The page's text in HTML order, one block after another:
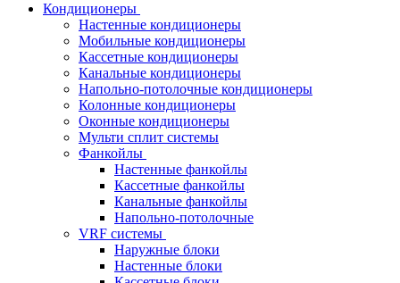
Кондиционеры
Настенные кондиционеры
Мобильные кондиционеры
Кассетные кондиционеры
Канальные кондиционеры
Напольно-потолочные кондиционеры
Колонные кондиционеры
Оконные кондиционеры
Мульти сплит системы
Фанкойлы
Настенные фанкойлы
Кассетные фанкойлы
Канальные фанкойлы
Напольно-потолочные
VRF системы
Наружные блоки
Настенные блоки